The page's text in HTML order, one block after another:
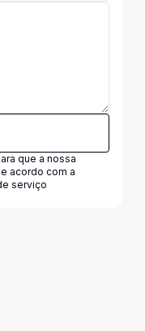
que a nossa
acordo com a
serviço